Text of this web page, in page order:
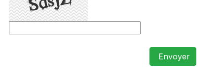
Envoyer